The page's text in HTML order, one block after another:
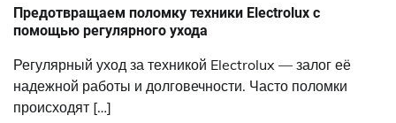
Предотвращаем поломку техники Electrolux с
помощью регулярного ухода
Регулярный уход за техникой Electrolux — залог её
надежной работы и долговечности. Часто поломки
происходят […]